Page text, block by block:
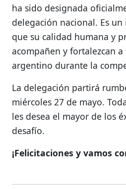
ha sido designada
delegación nacional. Es
que su calidad humana y
acompañen y fortalezcan
argentino durante la
La delegación partirá
miércoles 27 de mayo.
les desea el mayor de los
desafío.
¡Felicitaciones y vamos